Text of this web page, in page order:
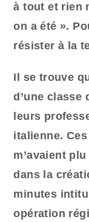
à tout et rien
on a été ».
résister à la
Il se trouve
d’une classe
leurs
italienne.
m’avaient
dans la
minutes
opération